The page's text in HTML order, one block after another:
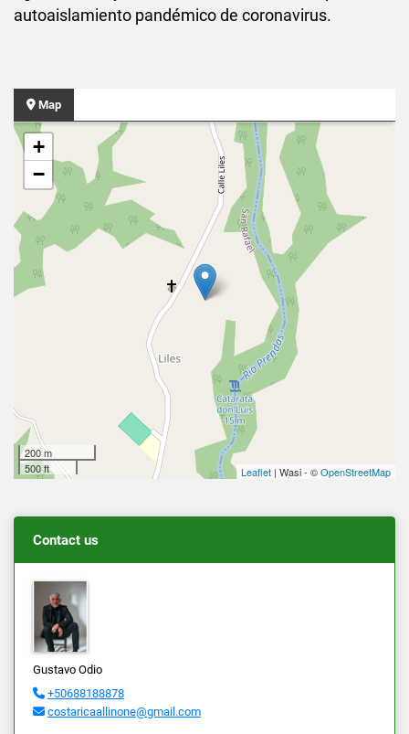
autoaislamiento pandémico de coronavirus.
Map
+
−
200 m
500 ft
Leaflet | Wasi - ©OpenStreetMap
Contact us
Gustavo Odio
+50688188878
costaricaallinone@gmail.com